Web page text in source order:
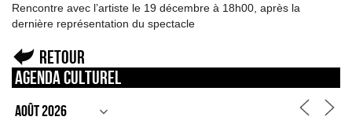
Rencontre avec l’artiste le 19 décembre à 18h00, après la
dernière représentation du spectacle
Retour
Agenda culturel